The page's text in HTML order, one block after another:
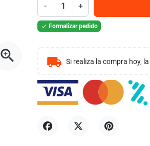
zoom_in
- +
 Formalizar pedido
local_shipping Si realiza la compra hoy,